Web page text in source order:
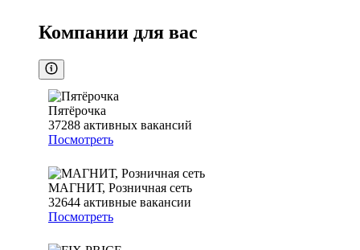
Компании для вас
Пятёрочка
37288 активных вакансий
Посмотреть
МАГНИТ, Розничная сеть
32644 активные вакансии
Посмотреть